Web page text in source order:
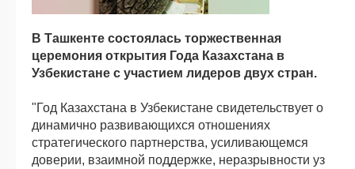
В Ташкенте состоялась торжественная
церемония открытия Года Казахстана в
Узбекистане с участием лидеров двух стран.
"Год Казахстана в Узбекистане свидетельствует о
динамично развивающихся отношениях
стратегического партнерства, усиливающемся
доверии, взаимной поддержке, неразрывности уз